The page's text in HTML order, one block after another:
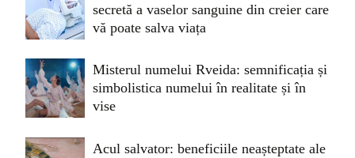
secretă a vaselor sanguine din creier care
vă poate salva viața
Misterul numelui Rveida: semnificația și
simbolistica numelui în realitate și în
vise
Acul salvator: beneficiile neașteptate ale